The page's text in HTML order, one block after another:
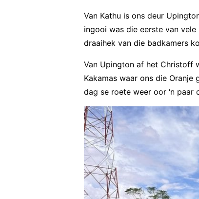
Van Kathu is ons deur
ingooi was die eerste van
draaihek van die badkamers
Van Upington af het Christoff
Kakamas waar ons die Oranje
dag se roete weer oor ‘n